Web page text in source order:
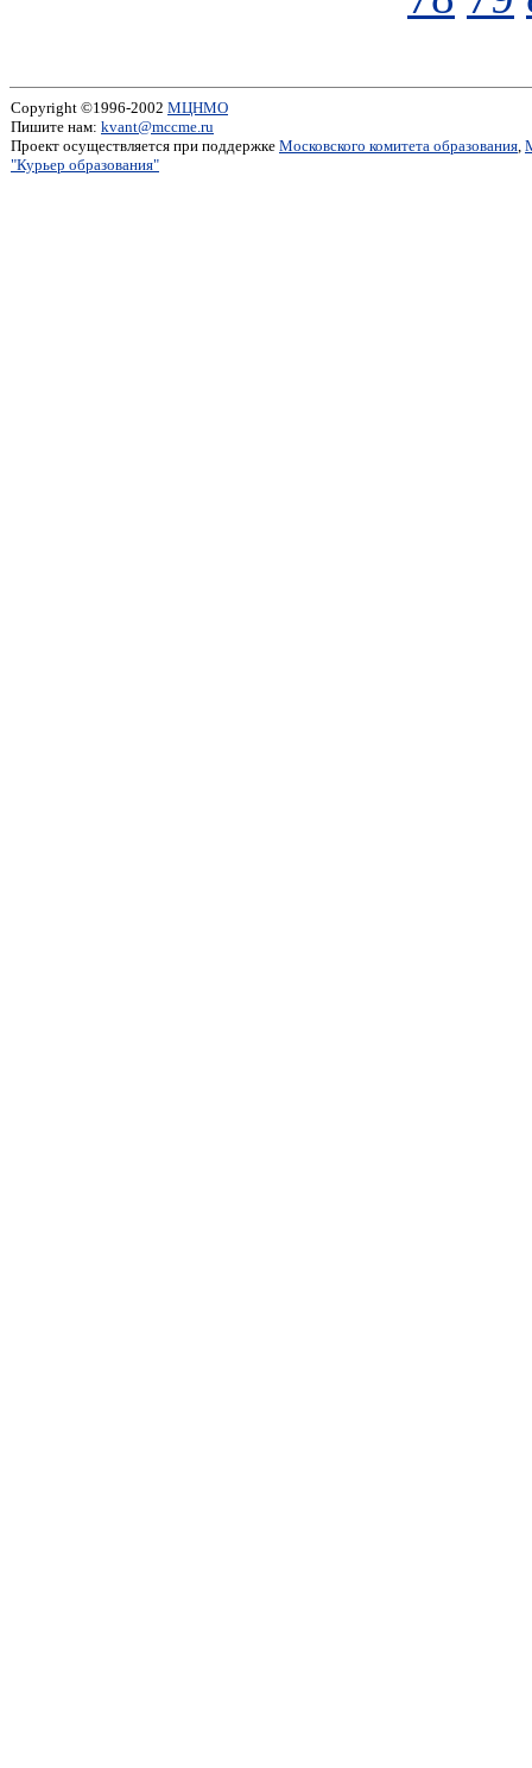
Copyright ©1996-2002 МЦНМО
Пишите нам: kvant@mccme.ru
Проект осуществляется при поддержке Московского комитета образования,
"Курьер образования"